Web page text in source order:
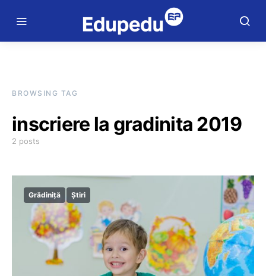
BROWSING TAG
inscriere la gradinita 2019
2 posts
Grădiniță Știri